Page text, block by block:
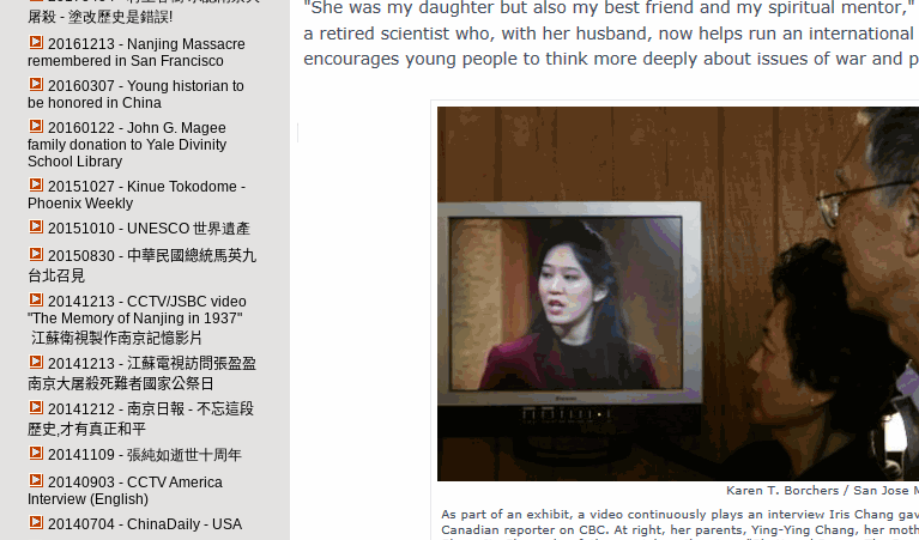
屠殺 - 塗改歷史是錯誤!
20161213 - Nanjing Massacre
remembered in San Francisco
20160307 - Young historian to
be honored in China
20160122 - John G. Magee
family donation to Yale Divinity
School Library
20151027 - Kinue Tokodome -
Phoenix Weekly
20151010 - UNESCO 世界遺產
20150830 - 中華民國總統馬英九
台北召見
20141213 - CCTV/JSBC video
"The Memory of Nanjing in 1937"
江蘇衛視製作南京記憶影片
20141213 - 江蘇電視訪問張盈盈
南京大屠殺死難者國家公祭日
20141212 - 南京日報 - 不忘這段
歷史,才有真正和平
20141109 - 張純如逝世十周年
20140903 - CCTV America
Interview (English)
20140704 - ChinaDaily - USA